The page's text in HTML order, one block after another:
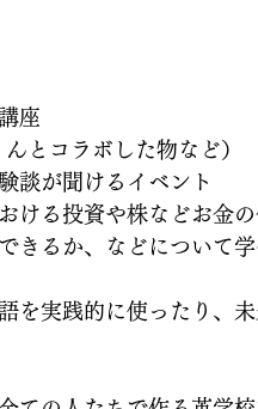
座
とコラボした物など）
談が聞けるイベント
ける投資や株などお金
きるか、などについて
を実践的に使ったり、